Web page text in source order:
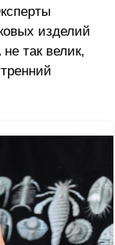
изделий
так велик,